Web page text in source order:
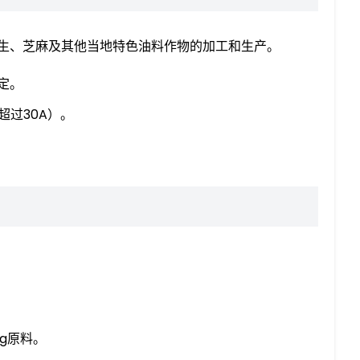
芝麻及其他当地特色油料作物的加工和生产。
过30A）。
料。